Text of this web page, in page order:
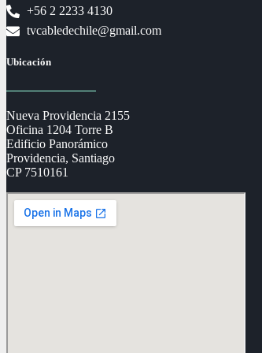
+56 2 2233 4130
tvcabledechile@gmail.com
Ubicación
Nueva Providencia 2155
Oficina 1204 Torre B
Edificio Panorámico
Providencia, Santiago
CP 7510161